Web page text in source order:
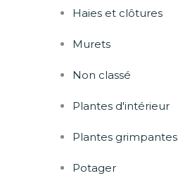
Haies et clôtures
Murets
Non classé
Plantes d'intérieur
Plantes grimpantes
Potager